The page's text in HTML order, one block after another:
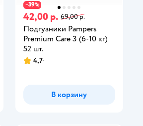
−39%
42,00 р. 69,00 р.
Подгузники Pampers
Premium Care 3 (6-10 кг)
52 шт.
4,7
В корзину